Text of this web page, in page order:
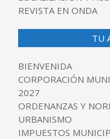
REVISTA EN ONDA
TU
BIENVENIDA
CORPORACIÓN
2027
ORDENANZAS Y
URBANISMO
IMPUESTOS